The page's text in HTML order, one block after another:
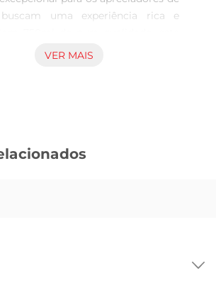
uma experiência rica e
por seu sabor marcante e
e perfil de sabor
em barricas de carvalho
VER MAIS